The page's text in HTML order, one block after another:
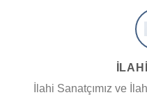
İlahi Sanatçımız ve